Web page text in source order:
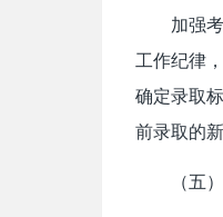
加强
工作纪律
确定录取
前录取的
（五